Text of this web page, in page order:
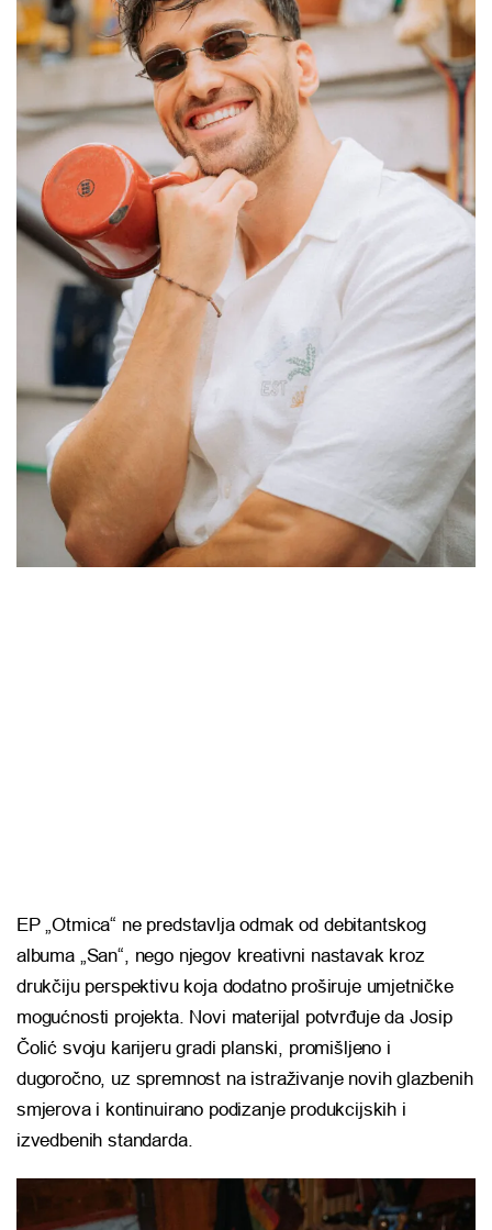
EP „Otmica“ ne predstavlja odmak od debitantskog
albuma „San“, nego njegov kreativni nastavak kroz
drukčiju perspektivu koja dodatno proširuje umjetničke
mogućnosti projekta. Novi materijal potvrđuje da Josip
Čolić svoju karijeru gradi planski, promišljeno i
dugoročno, uz spremnost na istraživanje novih glazbenih
smjerova i kontinuirano podizanje produkcijskih i
izvedbenih standarda.